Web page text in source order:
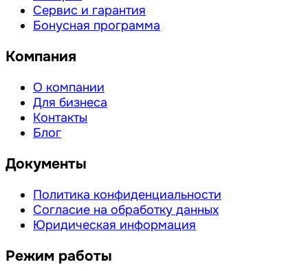
Сервис и гарантия
Бонусная программа
Компания
О компании
Для бизнеса
Контакты
Блог
Документы
Политика конфиденциальности
Согласие на обработку данных
Юридическая информация
Режим работы